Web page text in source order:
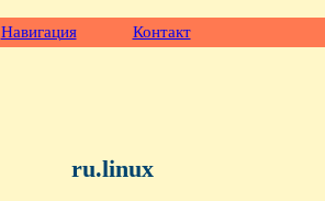
Навигация Контакт
ru.linux